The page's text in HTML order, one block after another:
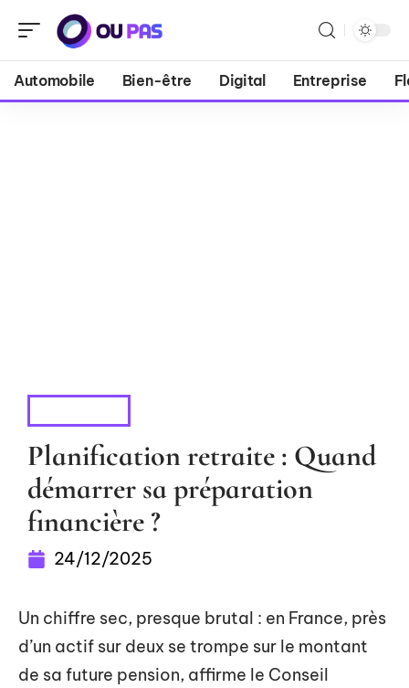
Automobile Bien-être Digital Entreprise
Planification retraite : Quand
démarrer sa préparation
financière ?
24/12/2025
Un chiffre sec, presque brutal : en France, près
d’un actif sur deux se trompe sur le montant
de sa future pension, affirme le Conseil